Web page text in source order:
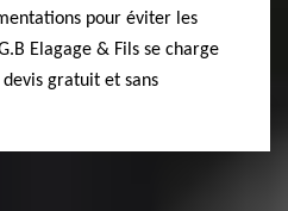
pour éviter les
Elagage & Fils se charge
gratuit et sans